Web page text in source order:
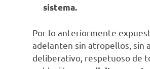
sistema.
Por lo anteriormente
adelanten sin atropellos, sin
deliberativo, respetuoso de